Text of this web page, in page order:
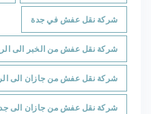
شركة نقل عفش في جدة
شركة نقل عفش من الخبر الى
شركة نقل عفش من جازان الى
شركة نقل عفش من جازان الى